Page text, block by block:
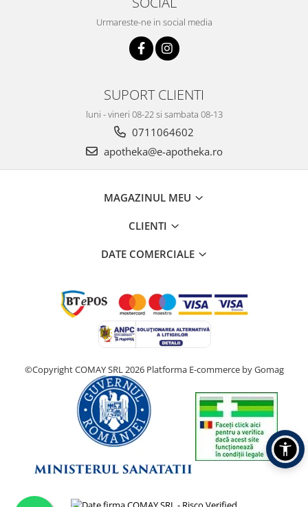
Urmareste-ne in social media
SUPORT CLIENTI
luni - vineri 08-22 si sambata 08-13
0711064602
apotheka@e-apotheka.ro
MAGAZINUL MEU
CLIENTI
DATE COMERCIALE
©Copyright COMAY SRL 2026 Platforma E-commerce by Gomag